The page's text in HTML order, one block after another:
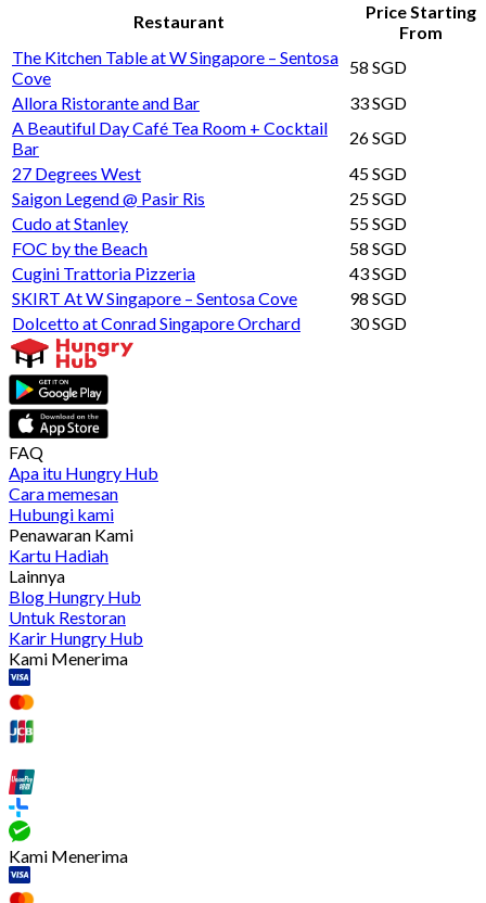
Restaurant
Price Starting
From
The Kitchen Table at W Singapore – Sentosa
Cove
58 SGD
Allora Ristorante and Bar
33 SGD
A Beautiful Day Café Tea Room + Cocktail
Bar
26 SGD
27 Degrees West
45 SGD
Saigon Legend @ Pasir Ris
25 SGD
Cudo at Stanley
55 SGD
FOC by the Beach
58 SGD
Cugini Trattoria Pizzeria
43 SGD
SKIRT At W Singapore – Sentosa Cove
98 SGD
Dolcetto at Conrad Singapore Orchard
30 SGD
FAQ
Apa itu Hungry Hub
Cara memesan
Hubungi kami
Penawaran Kami
Kartu Hadiah
Lainnya
Blog Hungry Hub
Untuk Restoran
Karir Hungry Hub
Kami Menerima
Kami Menerima